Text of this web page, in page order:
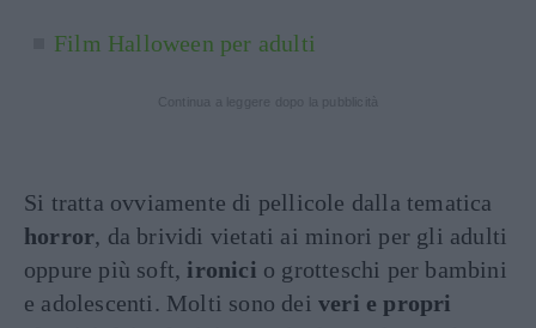
Film Halloween per adulti
Si tratta ovviamente di pellicole dalla tematica
horror, da brividi vietati ai minori per gli adulti
oppure più soft, ironici o grotteschi per bambini
e adolescenti. Molti sono dei veri e propri